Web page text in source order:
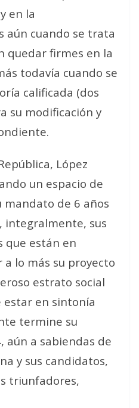
en la
aún cuando se trata
quedar firmes en la
todavía cuando se
calificada (dos
su modificación y
López
un espacio de
mandato de 6 años
integralmente, sus
que están en
a lo más su proyecto
estrato social
en sintonía
termine su
aún a sabiendas de
y sus candidatos,
triunfadores,